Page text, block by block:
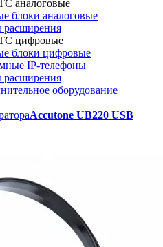
аналоговые
блоки аналоговые
расширения
цифровые
блоки цифровые
IP-телефоны
расширения
оборудование
Accutone UB220 USB